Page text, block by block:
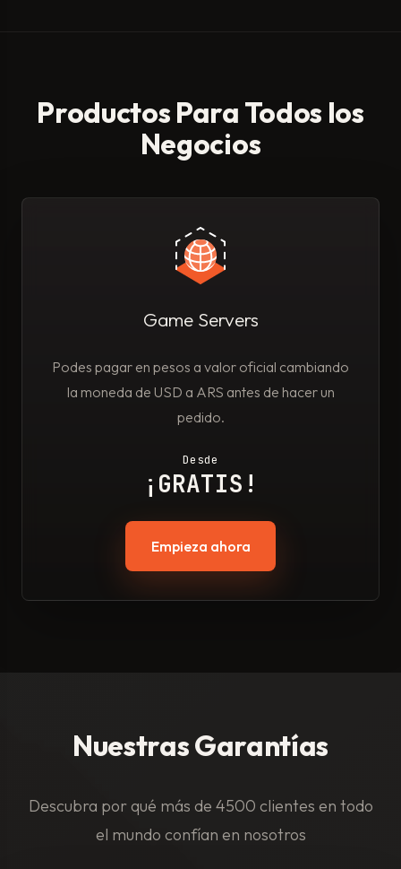
Productos Para Todos los
Negocios
Game Servers
Podes pagar en pesos a valor oficial cambiando
la moneda de USD a ARS antes de hacer un
pedido.
Desde
¡GRATIS!
Empieza ahora
Nuestras Garantías
Descubra por qué más de 4500 clientes en todo
el mundo confían en nosotros